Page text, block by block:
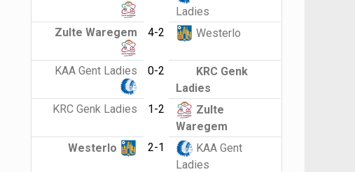
Ladies
Zulte Waregem
4-2 Westerlo
KAA Gent Ladies 0-2
KRC Genk
Ladies
KRC Genk Ladies
1-2
Zulte
Waregem
Westerlo
2-1
KAA Gent
Ladies